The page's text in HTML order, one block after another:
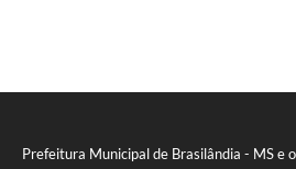
Prefeitura Municipal de Brasilândia - MS e